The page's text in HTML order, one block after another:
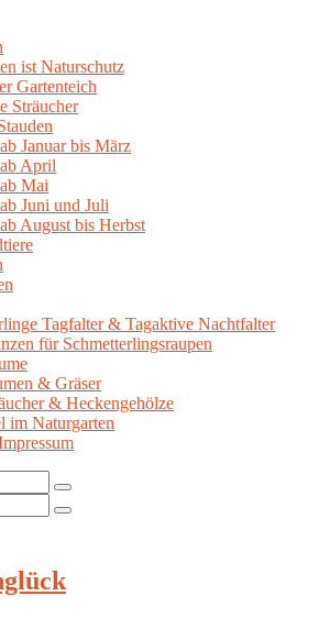
ist Naturschutz
Gartenteich
Sträucher
Januar bis März
April
Mai
Juni und Juli
August bis Herbst
Tagfalter & Tagaktive Nachtfalter
für Schmetterlingsraupen
& Gräser
& Heckengehölze
im Naturgarten